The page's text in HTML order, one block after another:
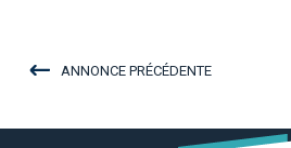
ANNONCE PRÉCÉDENTE